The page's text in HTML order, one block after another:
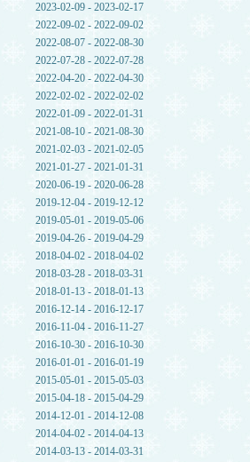
2023-02-09 - 2023-02-17
2022-09-02 - 2022-09-02
2022-08-07 - 2022-08-30
2022-07-28 - 2022-07-28
2022-04-20 - 2022-04-30
2022-02-02 - 2022-02-02
2022-01-09 - 2022-01-31
2021-08-10 - 2021-08-30
2021-02-03 - 2021-02-05
2021-01-27 - 2021-01-31
2020-06-19 - 2020-06-28
2019-12-04 - 2019-12-12
2019-05-01 - 2019-05-06
2019-04-26 - 2019-04-29
2018-04-02 - 2018-04-02
2018-03-28 - 2018-03-31
2018-01-13 - 2018-01-13
2016-12-14 - 2016-12-17
2016-11-04 - 2016-11-27
2016-10-30 - 2016-10-30
2016-01-01 - 2016-01-19
2015-05-01 - 2015-05-03
2015-04-18 - 2015-04-29
2014-12-01 - 2014-12-08
2014-04-02 - 2014-04-13
2014-03-13 - 2014-03-31